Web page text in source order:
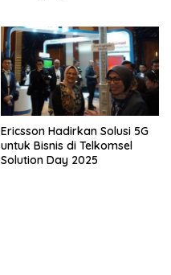
Ericsson Hadirkan Solusi 5G
untuk Bisnis di Telkomsel
Solution Day 2025